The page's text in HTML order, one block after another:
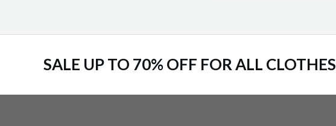
SALE UP TO 70% OFF FOR ALL CLOTHES